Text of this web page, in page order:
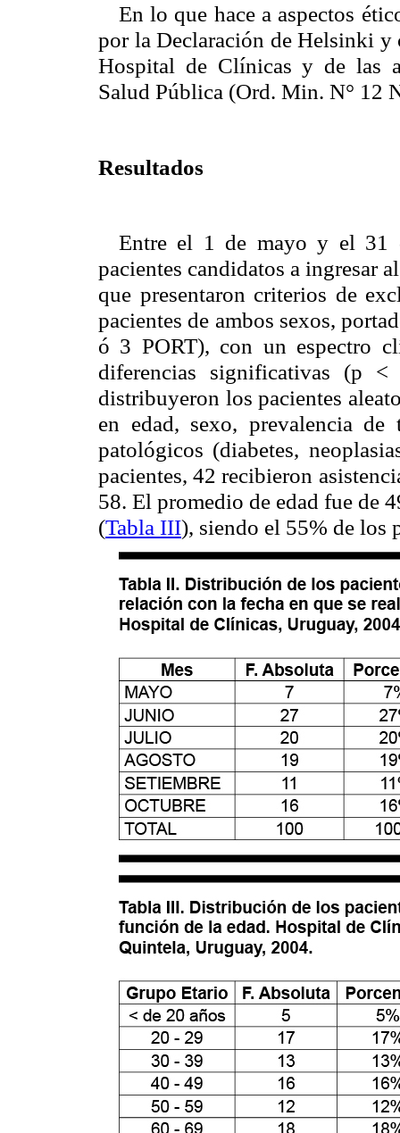
En lo que hace a aspectos
por la Declaración de Helsinki y
Hospital de Clínicas y de las
Salud Pública (Ord. Min. N° 12
Resultados
Entre el 1 de mayo y el 31
pacientes candidatos a ingresar
que presentaron criterios de
pacientes de ambos sexos,
ó 3 PORT), con un espectro
diferencias significativas (p
distribuyeron los pacientes
en edad, sexo, prevalencia de
patológicos (diabetes,
pacientes, 42 recibieron
58. El promedio de edad fue de
(Tabla III), siendo el 55% de los